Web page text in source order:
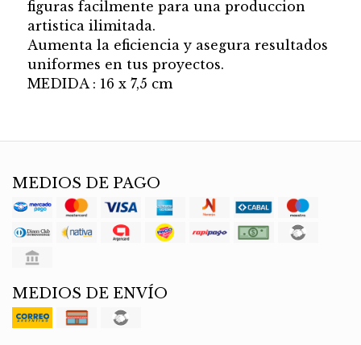
figuras facilmente para una produccion
artistica ilimitada.
Aumenta la eficiencia y asegura resultados
uniformes en tus proyectos.
MEDIDA : 16 x 7,5 cm
MEDIOS DE PAGO
MEDIOS DE ENVÍO